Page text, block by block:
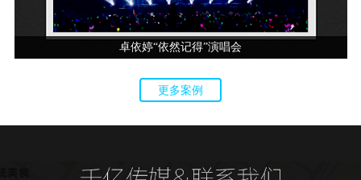
卓依婷“依然记得”演唱会
更多案例